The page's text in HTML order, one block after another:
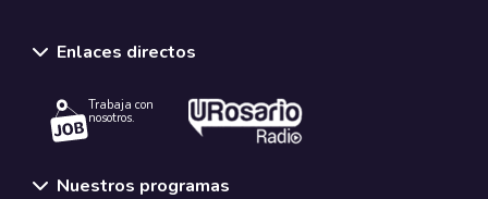
Enlaces directos
Trabaja con
nosotros.
Nuestros programas